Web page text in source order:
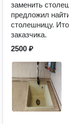
заменить
предложил
столешницу.
заказчика.
2500 ₽